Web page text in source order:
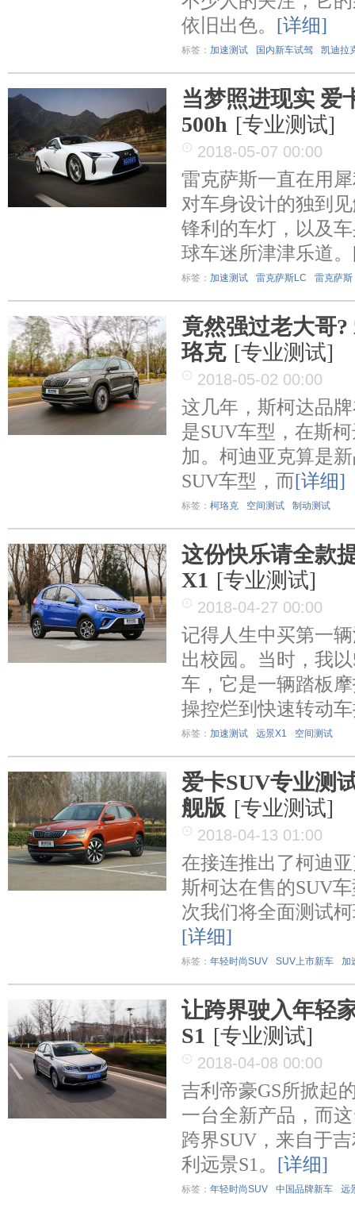
依旧出色。 [详细]
标签： 加速测试 国内新车试驾 凯迪拉
当梦照进现实 爱
500h [专业测试]
2018-05-07 00:00
雷克萨斯一直在用
对车身设计的独到
锋利的车灯，以及
球车迷所津津乐道。
标签： 加速测试 雷克萨斯LC 雷克萨斯
竟然强过老大哥
珞克 [专业测试]
2018-05-02 00:00
这几年，斯柯达品
是SUV车型，在斯
加。柯迪亚克算是
SUV车型，而[详细]
标签： 柯珞克 空间测试 制动测试
这份快乐请全款
X1 [专业测试]
2018-04-27 00:00
记得人生中买第一
出校园。当时，我
车，它是一辆踏板
操控烂到快速转动
标签： 加速测试 远景X1 空间测试
爱卡SUV专业测
舰版 [专业测试]
2018-04-13 01:00
在接连推出了柯迪
斯柯达在售的SUV
次我们将全面测试
[详细]
标签： 年轻时尚SUV SUV上市新车 加
让跨界驶入年轻
S1 [专业测试]
2018-04-08 00:00
吉利帝豪GS所掀起
一台全新产品，而
跨界SUV，来自于
利远景S1。 [详细]
标签： 年轻时尚SUV 中国品牌新车 远